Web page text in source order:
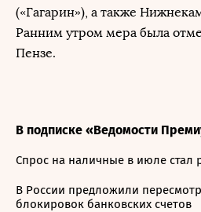
(«Гагарин»), а также
Ранним утром мера была
Пензе.
В подписке «Ведомости
Спрос на наличные в июле стал
В России предложили
блокировок банковских счетов